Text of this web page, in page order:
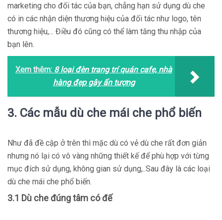
marketing cho đối tác của bạn, chẳng hạn sử dụng dù che
có in các nhận diện thương hiệu của đối tác như logo, tên
thương hiệu,... Điều đó cũng có thể làm tăng thu nhập của
bạn lên.
Xem thêm: 8 loại đèn trang trí quán cafe, nhà
hàng đẹp gây ấn tượng
3. Các mẫu dù che mái che phổ biến
Như đã đề cập ở trên thì mặc dù có vẻ dù che rất đơn giản
nhưng nó lại có vô vàng những thiết kế để phù hợp với từng
mục đích sử dụng, không gian sử dụng,..Sau đây là các loại
dù che mái che phổ biến.
3.1 Dù che đúng tâm có đế